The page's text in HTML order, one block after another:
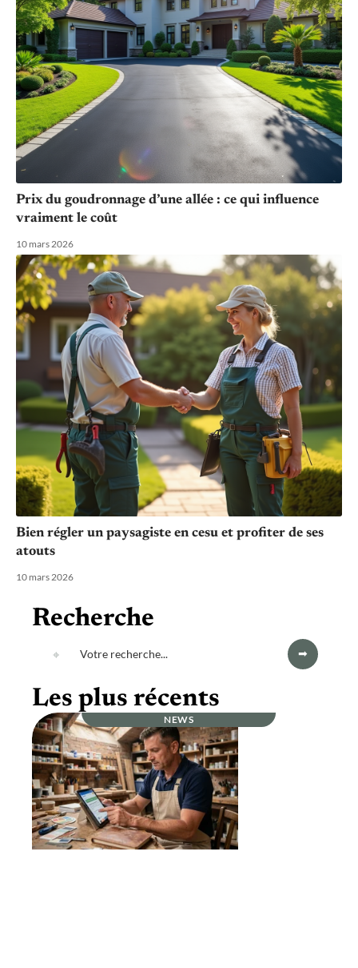
Prix du goudronnage d’une allée : ce qui influence
vraiment le coût
10 mars 2026
Bien régler un paysagiste en cesu et profiter de ses
atouts
10 mars 2026
Recherche
Les plus récents
NEWS